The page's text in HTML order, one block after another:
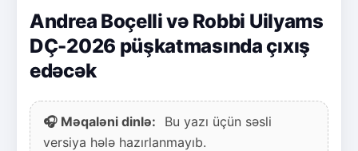
Andrea Boçelli və Robbi Uilyams
DÇ-2026 püşkatmasında çıxış
edəcək
🎧 Məqaləni dinlə:
Bu yazı üçün səsli
versiya hələ hazırlanmayıb.